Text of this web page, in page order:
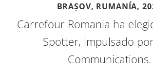
BRAȘOV, RUMANÍA,
Carrefour Romania ha
Spotter, impulsado
Communications.